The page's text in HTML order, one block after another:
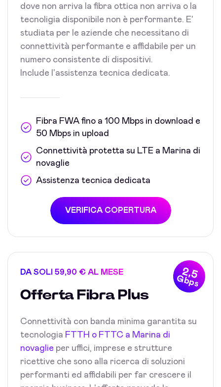
dove non arriva la fibra ottica non arriva o la
tecnoligia disponibile non è performante. E'
studiata per le aziende che necessitano di
connettività performante e affidabile per un
numero consistente di dispositivi.
Include l'assistenza tecnica dedicata.
Fibra FWA fino a 100 Mbps in download e
50 Mbps in upload
Connettività protetta su LTE a Marina di
novaglie
Assistenza tecnica dedicata
VERIFICA COPERTURA
2,5
Gbps
DA SOLI 59,90 € AL MESE
Offerta Fibra Plus
Connettività con banda minima garantita su
tecnologia FTTH o FTTC a Marina di
novaglie per uffici, imprese e strutture
ricettive che sono alla ricerca di soluzioni
performanti ed affidabili per far crescere il